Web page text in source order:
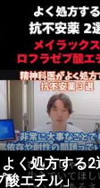
よく処方する
酸エチル」